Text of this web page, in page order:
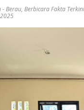
-Berau, Berbicara Fakta Terkini